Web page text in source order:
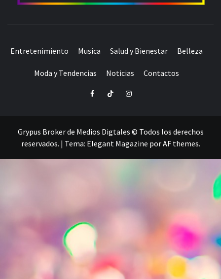
Entretenimiento Musica Salud y Bienestar Belleza
Moda y Tendencias Noticias Contactos
FacebookTikTok Instagram
Grypus Broker de Medios Digtales © Todos los derechos
reservados. | Tema: Elegant Magazine porAF themes.